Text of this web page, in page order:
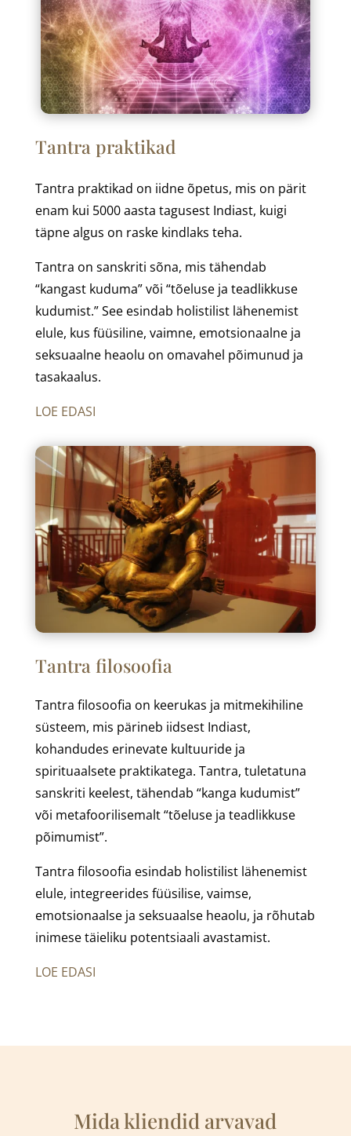
Tantra praktikad
Tantra praktikad on iidne õpetus, mis on pärit
enam kui 5000 aasta tagusest Indiast, kuigi
täpne algus on raske kindlaks teha.
Tantra on sanskriti sõna, mis tähendab
“kangast kuduma” või “tõeluse ja teadlikkuse
kudumist.” See esindab holistilist lähenemist
elule, kus füüsiline, vaimne, emotsionaalne ja
seksuaalne heaolu on omavahel põimunud ja
tasakaalus.
LOE EDASI
Tantra filosoofia
Tantra filosoofia on keerukas ja mitmekihiline
süsteem, mis pärineb iidsest Indiast,
kohandudes erinevate kultuuride ja
spirituaalsete praktikatega. Tantra, tuletatuna
sanskriti keelest, tähendab “kanga kudumist”
või metafoorilisemalt “tõeluse ja teadlikkuse
põimumist”.
Tantra filosoofia esindab holistilist lähenemist
elule, integreerides füüsilise, vaimse,
emotsionaalse ja seksuaalse heaolu, ja rõhutab
inimese täieliku potentsiaali avastamist.
LOE EDASI
Mida kliendid arvavad